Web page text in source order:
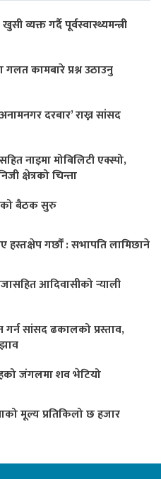
व्यक्त गर्दै पूर्वस्वास्थ्यमन्त्री
कामबारे प्रश्न उठाउनु
दरबार’ राख्न सांसद
नाइमा मोबिलिटी एक्स्पो,
क्षेत्रको चिन्ता
बैठक सुरु
गर्छौं : सभापति लामिछाने
आदिवासीको र्‍याली
गर्न सांसद ढकालको प्रस्ताव,
जंगलमा शव भेटियो
मूल्य प्रतिकिलो छ हजार